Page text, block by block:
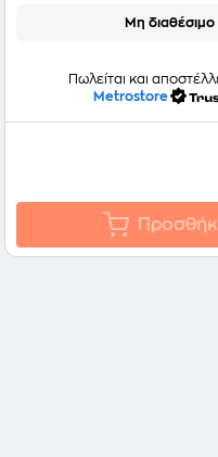
Μη διαθέσιμο
Πωλείται και
Metrostore